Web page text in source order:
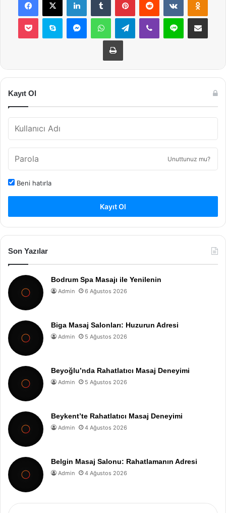
Pocket Skype MessengerWhatsAppTelegramViber Line E-Posta ile
Yazdır
Kayıt Ol
Unuttunuz mu?
Beni hatırla
Kayıt Ol
Son Yazılar
Bodrum Spa Masajı ile Yenilenin
Admin 6 Ağustos 2026
Biga Masaj Salonları: Huzurun Adresi
Admin 5 Ağustos 2026
Beyoğlu’nda Rahatlatıcı Masaj Deneyimi
Admin 5 Ağustos 2026
Beykent’te Rahatlatıcı Masaj Deneyimi
Admin 4 Ağustos 2026
Belgin Masaj Salonu: Rahatlamanın Adresi
Admin 4 Ağustos 2026